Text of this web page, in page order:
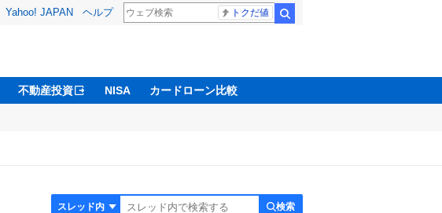
Yahoo! JAPAN ヘルプ トクだ値
不動産投資 NISA カードローン比較
検索